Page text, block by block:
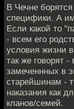
В Чечне
специфики. А
Если какой то
- всем его
условия жизни
так же говорят -
замеченнных в
старейшинам -
наказания как
кланов/семей.